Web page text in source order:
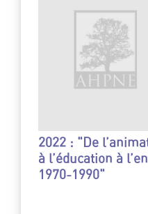
2022 : "De
à l’éducation à
1970-1990"